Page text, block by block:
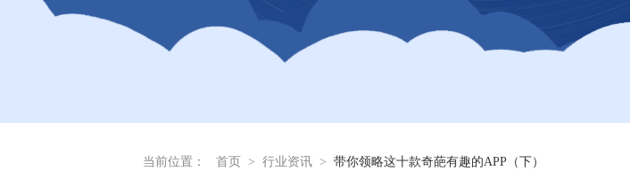
当前位置： 首页 > 行业资讯 > 带你领略这十款奇葩有趣的APP（下）